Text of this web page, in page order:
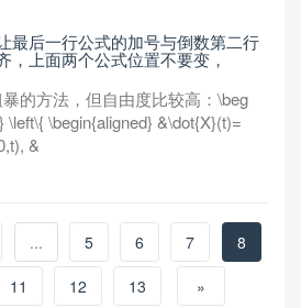
最后一行公式的加号与倒数第二行
，上面两个公式位置不要变，
的方法，但自由度比较高：\beg
\left\{ \begin{aligned} &\dot{X}(t)=
&
... 5 6 7
8
11 12 13 »